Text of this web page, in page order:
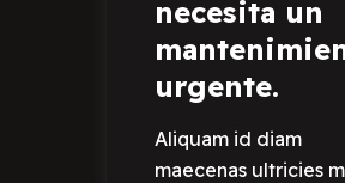
necesita un
urgente.
Aliquam id diam
maecenas ultricies